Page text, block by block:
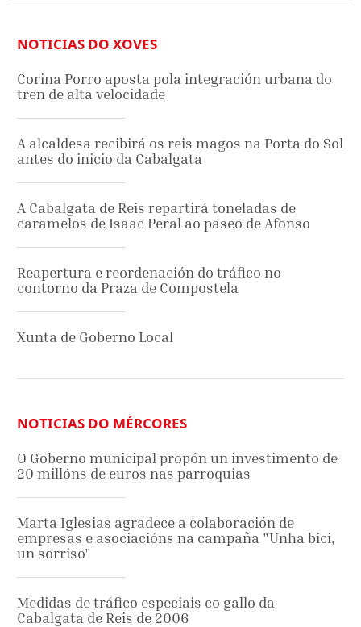
NOTICIAS DO XOVES
Corina Porro aposta pola integración urbana do
tren de alta velocidade
A alcaldesa recibirá os reis magos na Porta do Sol
antes do inicio da Cabalgata
A Cabalgata de Reis repartirá toneladas de
caramelos de Isaac Peral ao paseo de Afonso
Reapertura e reordenación do tráfico no
contorno da Praza de Compostela
Xunta de Goberno Local
NOTICIAS DO MÉRCORES
O Goberno municipal propón un investimento de
20 millóns de euros nas parroquias
Marta Iglesias agradece a colaboración de
empresas e asociacións na campaña "Unha bici,
un sorriso"
Medidas de tráfico especiais co gallo da
Cabalgata de Reis de 2006